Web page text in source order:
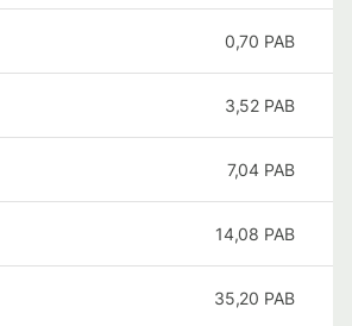
0,70 PAB
3,52 PAB
7,04 PAB
14,08 PAB
35,20 PAB